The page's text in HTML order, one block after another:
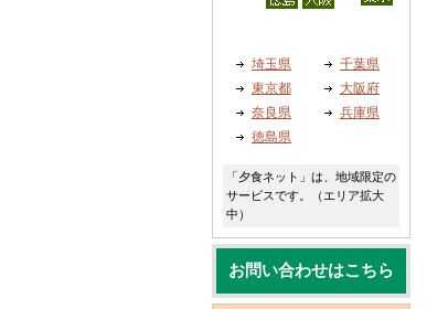
埼玉県
千葉県
東京都
大阪府
奈良県
兵庫県
徳島県
「夕食ネット」は、地域限定の
サービスです。（エリア拡大
中）
お問い合わせはこちら